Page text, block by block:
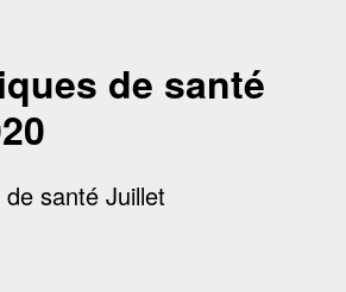
de santé